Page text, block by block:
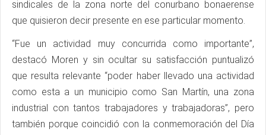
sindicales de la zona norte del conurbano bonaerense
que quisieron decir presente en ese particular momento.
“Fue un actividad muy concurrida como importante”,
destacó Moren y sin ocultar su satisfacción puntualizó
que resulta relevante “poder haber llevado una actividad
como esta a un municipio como San Martín, una zona
industrial con tantos trabajadores y trabajadoras”, pero
también porque coincidió con la conmemoración del Día